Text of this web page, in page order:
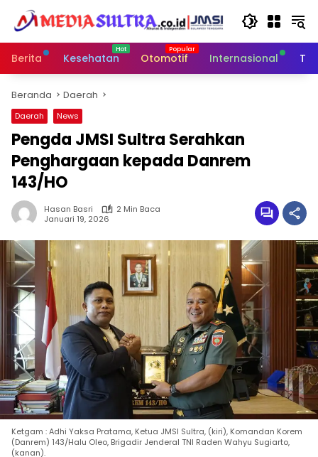
Langsung
konten
Berita
Kesehatan Otomotif Internasional
Beranda Daerah
Daerah News
Pengda JMSI Sultra Serahkan
Penghargaan kepada Danrem
143/HO
Hasan Basri
2 Min Baca
Januari 19, 2026
Ketgam : Adhi Yaksa Pratama, Ketua JMSI Sultra, (kiri), Komandan Korem
(Danrem) 143/Halu Oleo, Brigadir Jenderal TNI Raden Wahyu Sugiarto,
(kanan).